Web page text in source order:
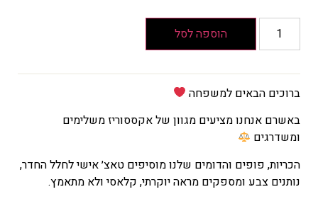
הוספה לסל
ברוכים הבאים למשפחה
באשרם אנחנו מציעים מגוון של אקססוריז משלימים
ומשדרגים
הכריות, פופים והדומים שלנו מוסיפים טאצ׳ אישי לחלל החדר,
נותנים צבע ומספקים מראה יוקרתי, קלאסי ולא מתאמץ.